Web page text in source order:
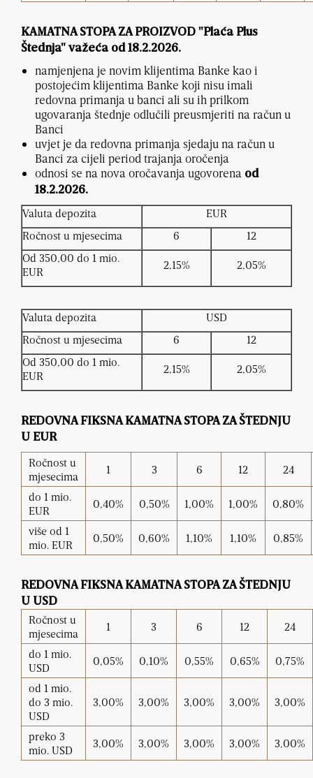
KAMATNA STOPA ZA PROIZVOD "Plaća Plus
Štednja" važeća od 18.2.2026.
namjenjena je novim klijentima Banke kao i
postojećim klijentima Banke koji nisu imali
redovna primanja u banci ali su ih prilkom
ugovaranja štednje odlučili preusmjeriti na račun u
Banci
uvjet je da redovna primanja sjedaju na račun u
Banci za cijeli period trajanja oročenja
odnosi se na nova oročavanja ugovorena od
18.2.2026.
Valuta depozita
EUR
Ročnost u mjesecima
6
12
Od 350,00 do 1 mio.
EUR
2,15% 2,05%
Valuta depozita
USD
Ročnost u mjesecima
6
12
Od 350,00 do 1 mio.
EUR
2,15% 2,05%
REDOVNA FIKSNA KAMATNA STOPA ZA ŠTEDNJU
U EUR
Ročnost u
mjesecima
1 3 6 12
24
do 1 mio.
EUR
0,40% 0,50% 1,00% 1,00%
0,80%
više od 1
mio. EUR
0,50% 0,60% 1,10% 1,10% 0,85%
REDOVNA FIKSNA KAMATNA STOPA ZA ŠTEDNJU
U USD
Ročnost u
mjesecima
1 3 6 12
24
do 1 mio.
USD
0,05% 0,10% 0,55% 0,65%
0,75%
od 1 mio.
do 3 mio.
USD
3,00% 3,00% 3,00% 3,00% 3,00%
preko 3
mio. USD
3,00% 3,00% 3,00% 3,00% 3,00%